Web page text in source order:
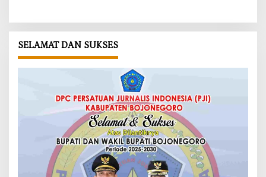
SELAMAT DAN SUKSES